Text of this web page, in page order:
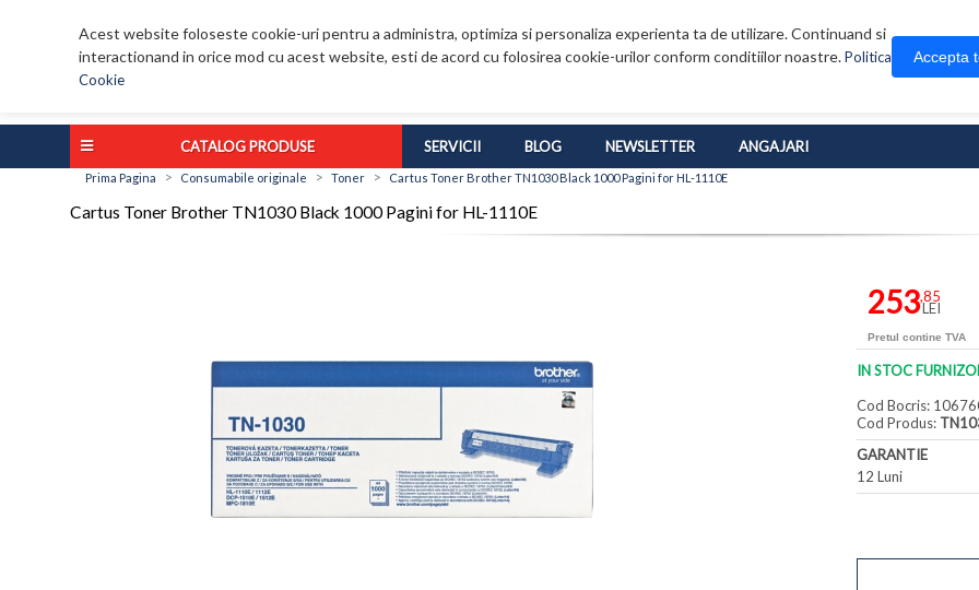
Acest website foloseste cookie-uri pentru a administra, optimiza si personaliza experienta ta de utilizare. Continuand si
interactionand in orice mod cu acest website, esti de acord cu folosirea cookie-urilor conform conditiilor noastre.Politica
Cookie
Accepta
CATALOG PRODUSE SERVICII BLOG NEWSLETTER ANGAJARI
Prima Pagina > Consumabile originale > Toner > Cartus Toner Brother TN1030 Black 1000 Pagini for HL-1110E
Cartus Toner Brother TN1030 Black 1000 Pagini for HL-1110E
253,85
LEI
Pretul contine TVA
IN STOC
Cod Bocris:
Cod Produs:
GARANTIE
12 Luni